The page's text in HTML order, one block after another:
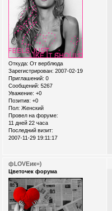
Откуда: От верблюда
Зарегистрирован: 2007-02-19
Приглашений: 0
Сообщений: 5267
Уважение: +0
Позитив: +0
Пол: Женский
Провел на форуме:
11 дней 22 часа
Последний визит:
2007-11-29 19:11:17
фLOVEик=)
Цветочек форума